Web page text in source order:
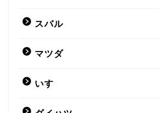
スバル
マツダ
いすゞ